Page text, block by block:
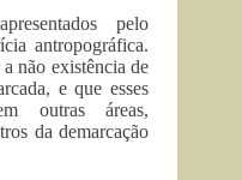
pelo
antropográfica.
não existência de
e que esses
outras áreas,
da demarcação